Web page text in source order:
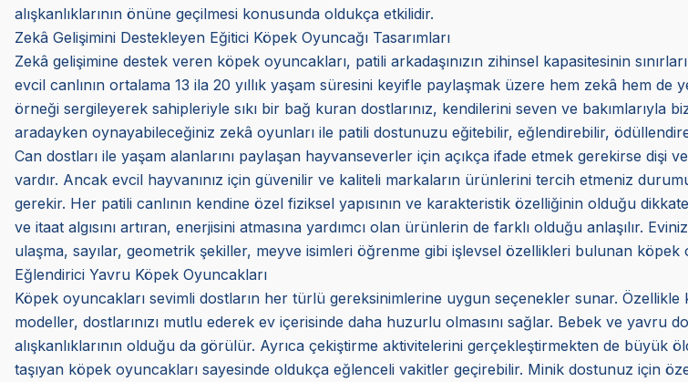
alışkanlıklarının önüne geçilmesi konusunda oldukça etkilidir.
Zekâ Gelişimini Destekleyen Eğitici Köpek Oyuncağı Tasarımları
Zekâ gelişimine destek veren köpek oyuncakları, patili arkadaşınızın zihinsel kapasitesinin
evcil canlının ortalama 13 ila 20 yıllık yaşam süresini keyifle paylaşmak üzere hem zekâ hem
örneği sergileyerek sahipleriyle sıkı bir bağ kuran dostlarınız, kendilerini seven ve bakımlarıyla
aradayken oynayabileceğiniz zekâ oyunları ile patili dostunuzu eğitebilir, eğlendirebilir,
Can dostları ile yaşam alanlarını paylaşan hayvanseverler için açıkça ifade etmek gerekirse dişi
vardır. Ancak evcil hayvanınız için güvenilir ve kaliteli markaların ürünlerini tercih etmeniz
gerekir. Her patili canlının kendine özel fiziksel yapısının ve karakteristik özelliğinin olduğu
ve itaat algısını artıran, enerjisini atmasına yardımcı olan ürünlerin de farklı olduğu anlaşılır.
ulaşma, sayılar, geometrik şekiller, meyve isimleri öğrenme gibi işlevsel özellikleri bulunan
Eğlendirici Yavru Köpek Oyuncakları
Köpek oyuncakları sevimli dostların her türlü gereksinimlerine uygun seçenekler sunar.
modeller, dostlarınızı mutlu ederek ev içerisinde daha huzurlu olmasını sağlar. Bebek ve yavru
alışkanlıklarının olduğu da görülür. Ayrıca çekiştirme aktivitelerini gerçekleştirmekten de büyük
taşıyan köpek oyuncakları sayesinde oldukça eğlenceli vakitler geçirebilir. Minik dostunuz için